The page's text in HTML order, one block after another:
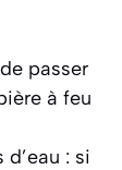
passer
à feu
: si